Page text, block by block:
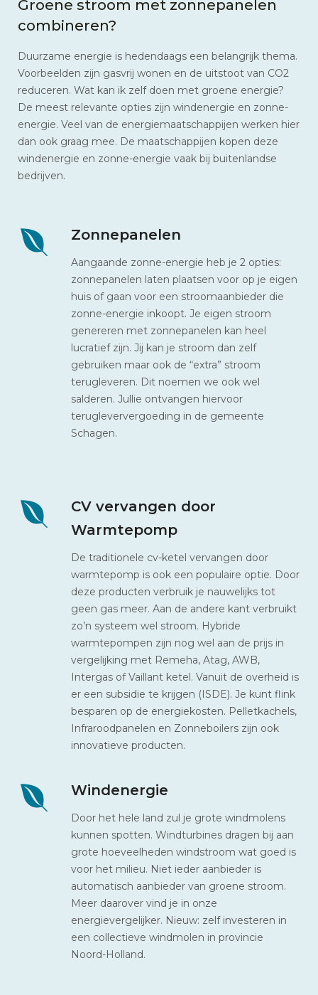
Groene stroom met zonnepanelen
combineren?
Duurzame energie is hedendaags een belangrijk thema.
Voorbeelden zijn gasvrij wonen en de uitstoot van CO2
reduceren. Wat kan ik zelf doen met groene energie?
De meest relevante opties zijn windenergie en zonne-
energie. Veel van de energiemaatschappijen werken hier
dan ook graag mee. De maatschappijen kopen deze
windenergie en zonne-energie vaak bij buitenlandse
bedrijven.
Zonnepanelen
Aangaande zonne-energie heb je 2 opties:
zonnepanelen laten plaatsen voor op je eigen
huis of gaan voor een stroomaanbieder die
zonne-energie inkoopt. Je eigen stroom
genereren met zonnepanelen kan heel
lucratief zijn. Jij kan je stroom dan zelf
gebruiken maar ook de “extra” stroom
terugleveren. Dit noemen we ook wel
salderen. Jullie ontvangen hiervoor
terugleververgoeding in de gemeente
Schagen.
CV vervangen door
Warmtepomp
De traditionele cv-ketel vervangen door
warmtepomp is ook een populaire optie. Door
deze producten verbruik je nauwelijks tot
geen gas meer. Aan de andere kant verbruikt
zo’n systeem wel stroom. Hybride
warmtepompen zijn nog wel aan de prijs in
vergelijking met Remeha, Atag, AWB,
Intergas of Vaillant ketel. Vanuit de overheid is
er een subsidie te krijgen (ISDE). Je kunt flink
besparen op de energiekosten. Pelletkachels,
Infraroodpanelen en Zonneboilers zijn ook
innovatieve producten.
Windenergie
Door het hele land zul je grote windmolens
kunnen spotten. Windturbines dragen bij aan
grote hoeveelheden windstroom wat goed is
voor het milieu. Niet ieder aanbieder is
automatisch aanbieder van groene stroom.
Meer daarover vind je in onze
energievergelijker. Nieuw: zelf investeren in
een collectieve windmolen in provincie
Noord-Holland.